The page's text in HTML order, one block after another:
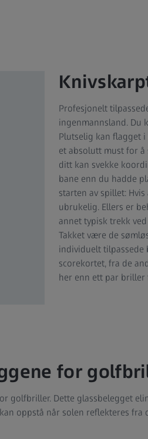
Profesjonelt
ingenmannsland. Du
Plutselig kan flagget
et absolutt must for å
ditt kan svekke
bane enn du hadde
starten av spillet:
ubrukelig. Ellers er
annet typisk trekk
Takket være de
individuelt
scorekortet, fra de
her enn ett par briller
for
golfbriller. Dette glassbelegget
oppstå når solen reflekteres fra